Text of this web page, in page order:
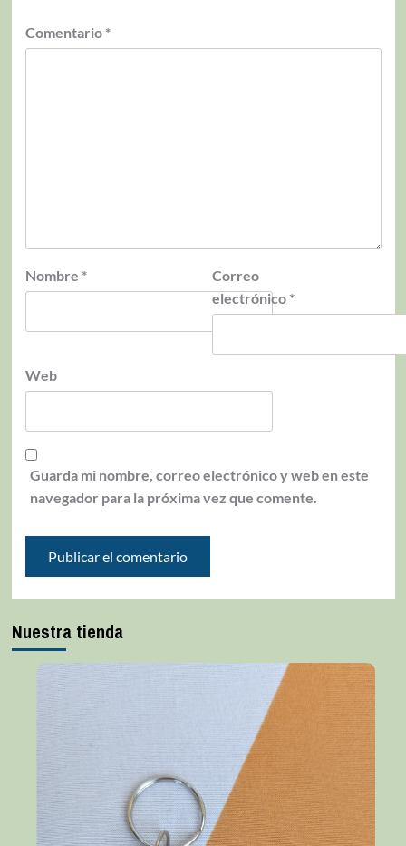
Comentario *
Nombre *
Correo
electrónico *
Web
Guarda mi nombre, correo electrónico y web en este
navegador para la próxima vez que comente.
Nuestra tienda